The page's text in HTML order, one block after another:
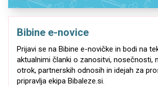
Bibine e-novice
Prijavi se na Bibine e-novičke in bodi na
aktualnimi članki o zanositvi, nosečnosti,
otrok, partnerskih odnosih in idejah za
pripravlja ekipa Bibaleze.si.